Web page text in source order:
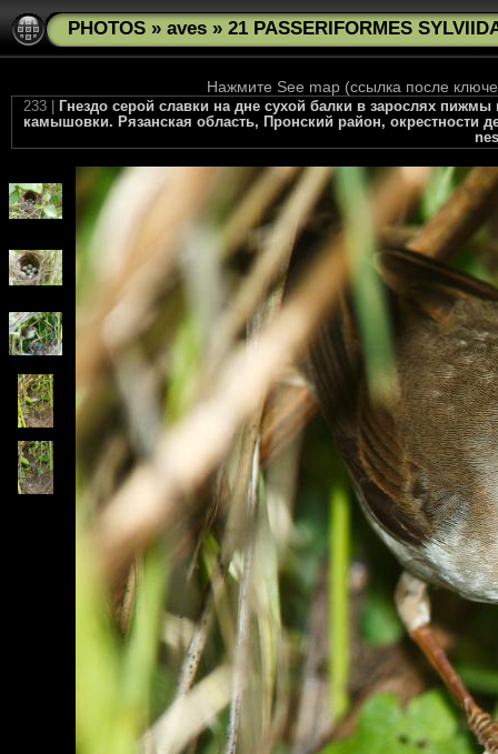
PHOTOS » aves » 21 PASSERIFORMES
Нажмите See map (ссылка после
233 |
Гнездо серой славки на дне сухой балки в зарослях
камышовки. Рязанская область, Пронский район, окрестности